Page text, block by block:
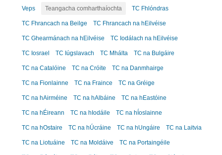
Veps Teangacha comharthaíochta TC Fhlóndras
TC Fhrancach na Beilge TC Fhrancach na hEilvéise
TC Ghearmánach na hEilvéise TC Iodálach na hEilvéise
TC Iosrael TC Iúgslavach TC Mhálta TC na Bulgáire
TC na Catalóine TC na Cróite TC na Danmhairge
TC na Fionlainne TC na Fraince TC na Gréige
TC na hAirméine TC na hAlbáine TC na hEastóine
TC na hÉireann TC na hIodáile TC na hÍoslainne
TC na hOstaire TC na hÚcráine TC na hUngáire TC na Laitvia
TC na Liotuáine TC na Moldáive TC na Portaingéile